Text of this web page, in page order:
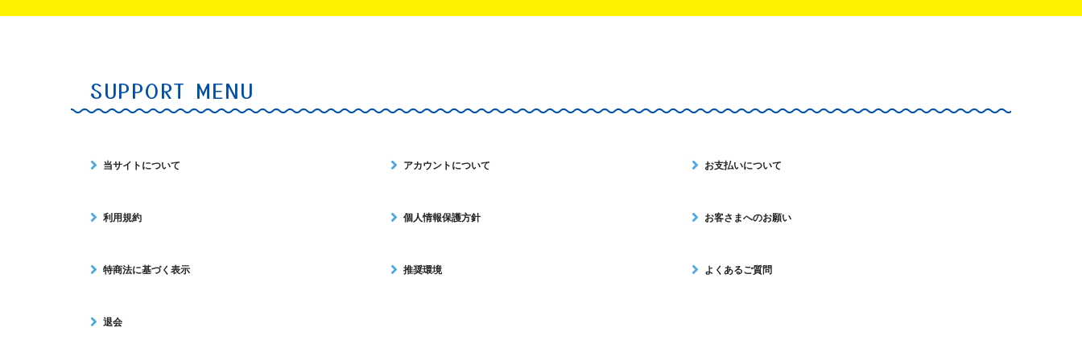
SUPPORT MENU
当サイトについて アカウントについて お支払いについて
利用規約 個人情報保護方針 お客さまへのお願い
特商法に基づく表示 推奨環境 よくあるご質問
退会